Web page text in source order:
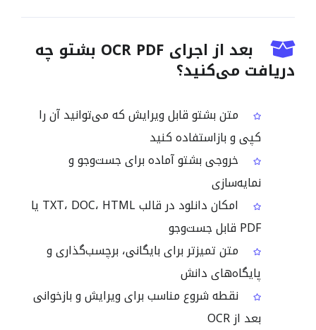
بعد از اجرای OCR PDF بشتو چه
دریافت می‌کنید؟
متن بشتو قابل ویرایش که می‌توانید آن را
کپی و بازاستفاده کنید
خروجی بشتو آماده برای جست‌وجو و
نمایه‌سازی
امکان دانلود در قالب TXT، DOC، HTML یا
PDF قابل جست‌وجو
متن تمیزتر برای بایگانی، برچسب‌گذاری و
پایگاه‌های دانش
نقطه شروع مناسب برای ویرایش و بازخوانی
بعد از OCR